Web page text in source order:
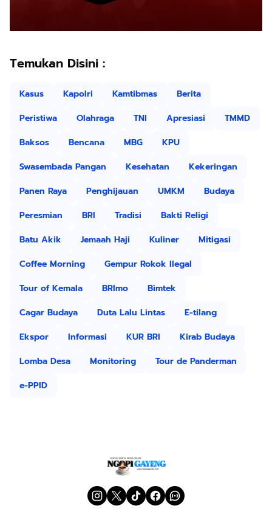
Temukan Disini :
Kasus Kapolri Kamtibmas
Berita
Peristiwa
Olahraga TNI Apresiasi
TMMD
Baksos
Bencana MBG
KPU
Swasembada Pangan
Kesehatan
Kekeringan
Panen Raya
Penghijauan UMKM
Budaya
Peresmian
BRI Tradisi
Bakti Religi
Batu Akik
Jemaah Haji Kuliner
Mitigasi
Coffee Morning
Gempur Rokok Ilegal
Tour of Kemala
BRImo
Bimtek
Cagar Budaya
Duta Lalu Lintas
E-tilang
Ekspor
Informasi KUR BRI
Kirab Budaya
Lomba Desa
Monitoring
Tour de Panderman
e-PPID